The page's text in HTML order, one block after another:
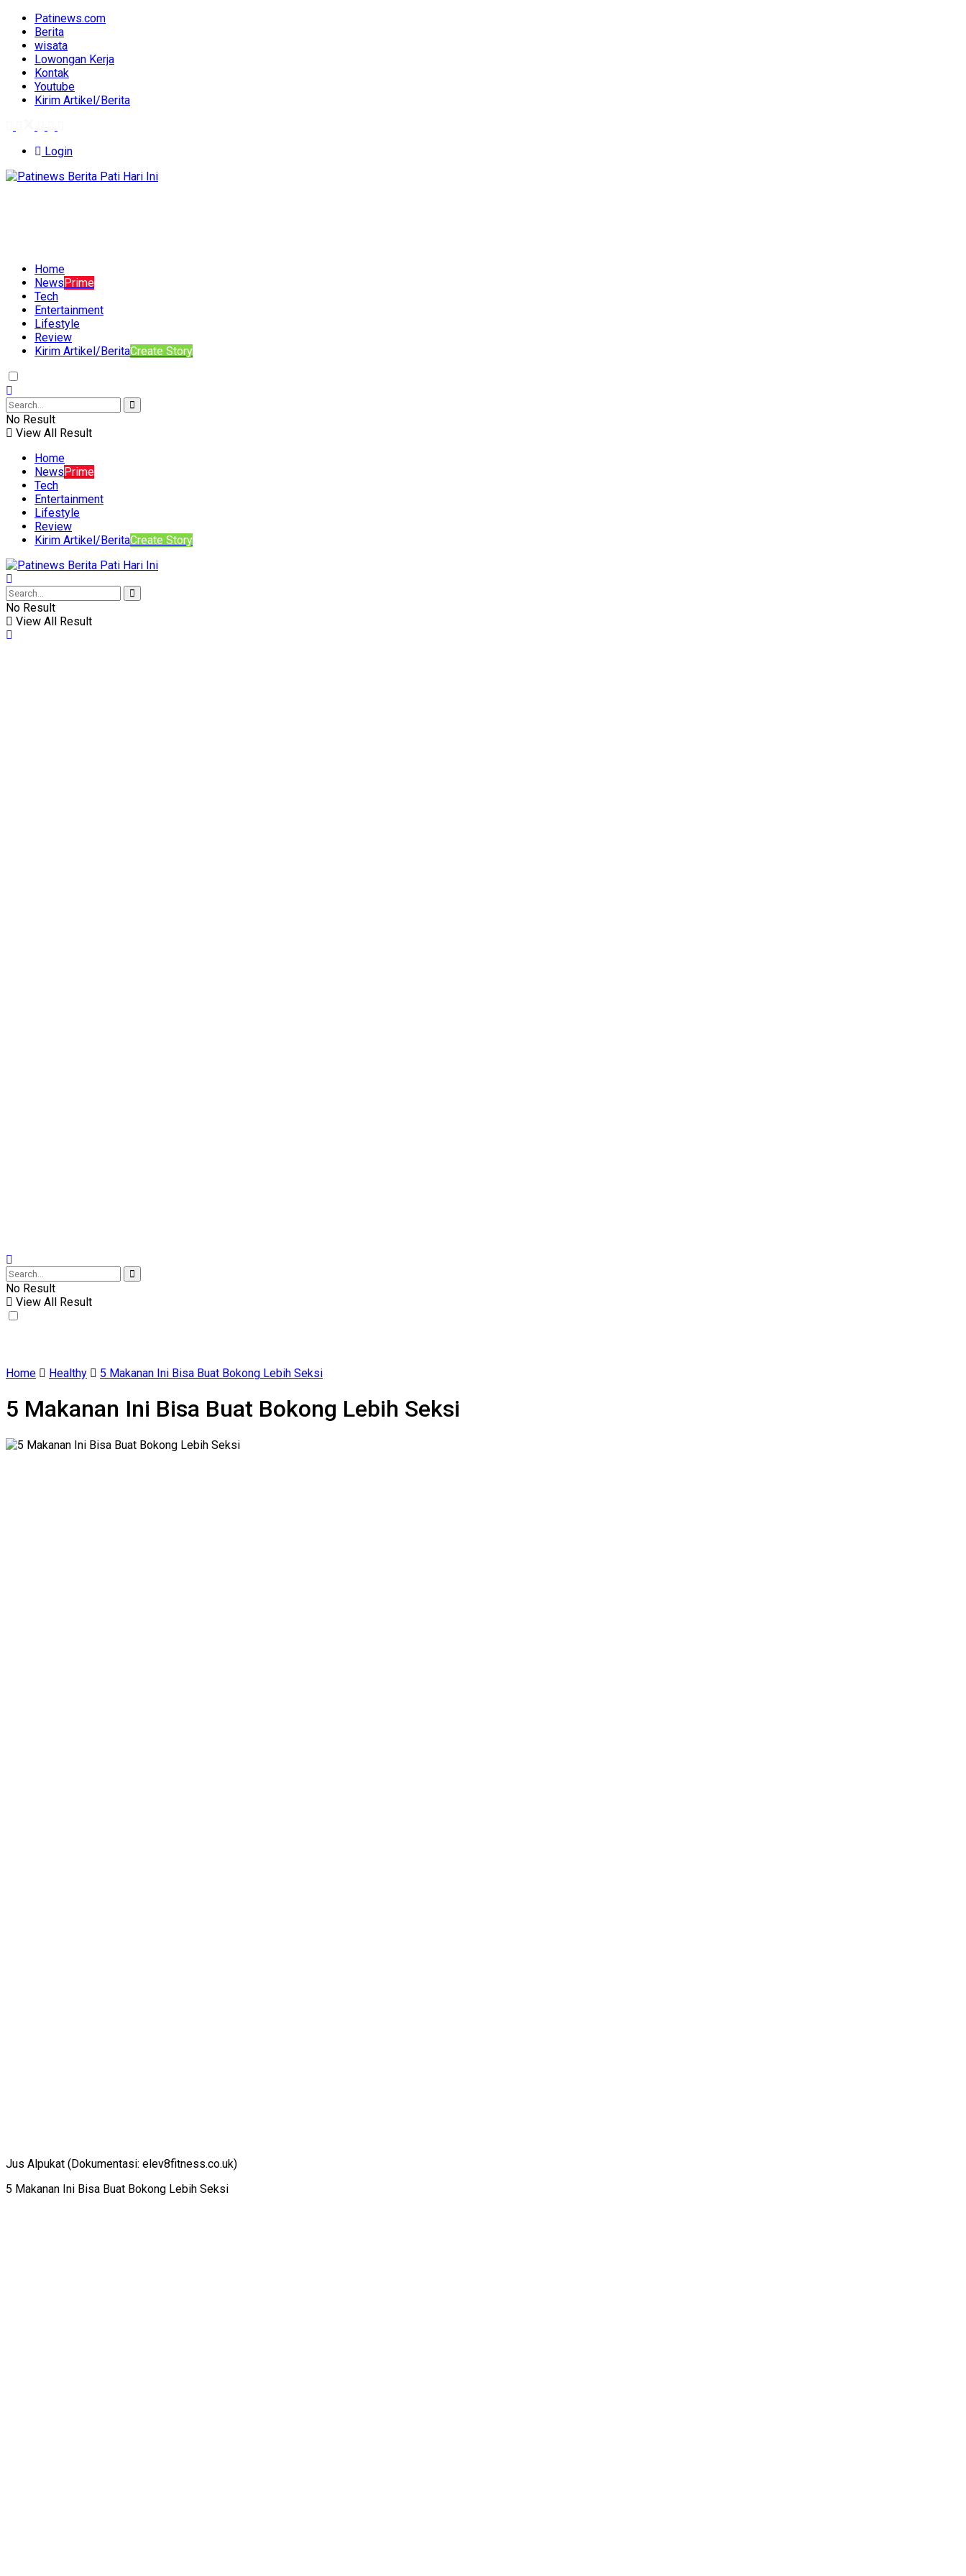
Patinews.com
Berita
wisata
Lowongan Kerja
Kontak
Youtube
Kirim Artikel/Berita
Login
Home
NewsPrime
Tech
Entertainment
Lifestyle
Review
Kirim Artikel/BeritaCreate Story
No Result
View All Result
Home
NewsPrime
Tech
Entertainment
Lifestyle
Review
Kirim Artikel/BeritaCreate Story
No Result
View All Result
No Result
View All Result
Home Healthy 5 Makanan Ini Bisa Buat Bokong Lebih Seksi
5 Makanan Ini Bisa Buat Bokong Lebih Seksi
Jus Alpukat (Dokumentasi: elev8fitness.co.uk)
5 Makanan Ini Bisa Buat Bokong Lebih Seksi